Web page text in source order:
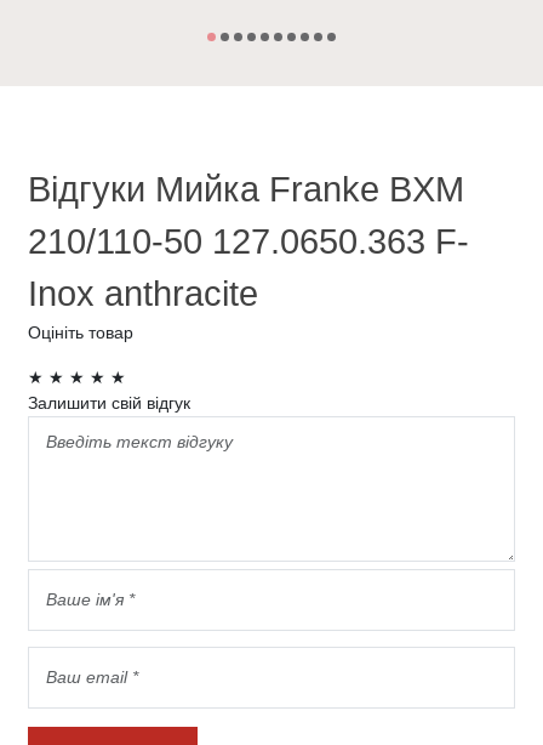
Відгуки Мийка Franke BXM
210/110-50 127.0650.363 F-
Inox anthracite
Оцініть товар
★ ★ ★ ★ ★
Залишити свій відгук